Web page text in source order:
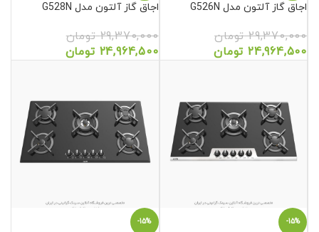
اجاق گاز آلتون مدل G526N
29,370,000 تومان
24,964,500 تومان
اجاق گاز آلتون مدل G528N
29,370,000 تومان
24,964,500 تومان
-15%
-15%